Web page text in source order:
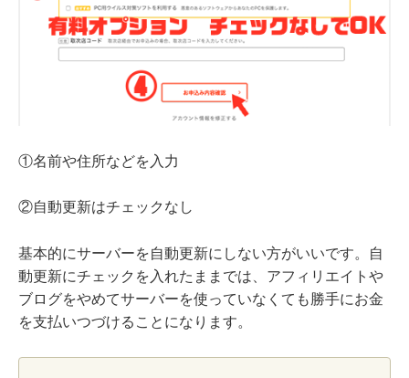
①名前や住所などを入力
②自動更新はチェックなし
基本的にサーバーを自動更新にしない方がいいです。自
動更新にチェックを入れたままでは、アフィリエイトや
ブログをやめてサーバーを使っていなくても勝手にお金
を支払いつづけることになります。